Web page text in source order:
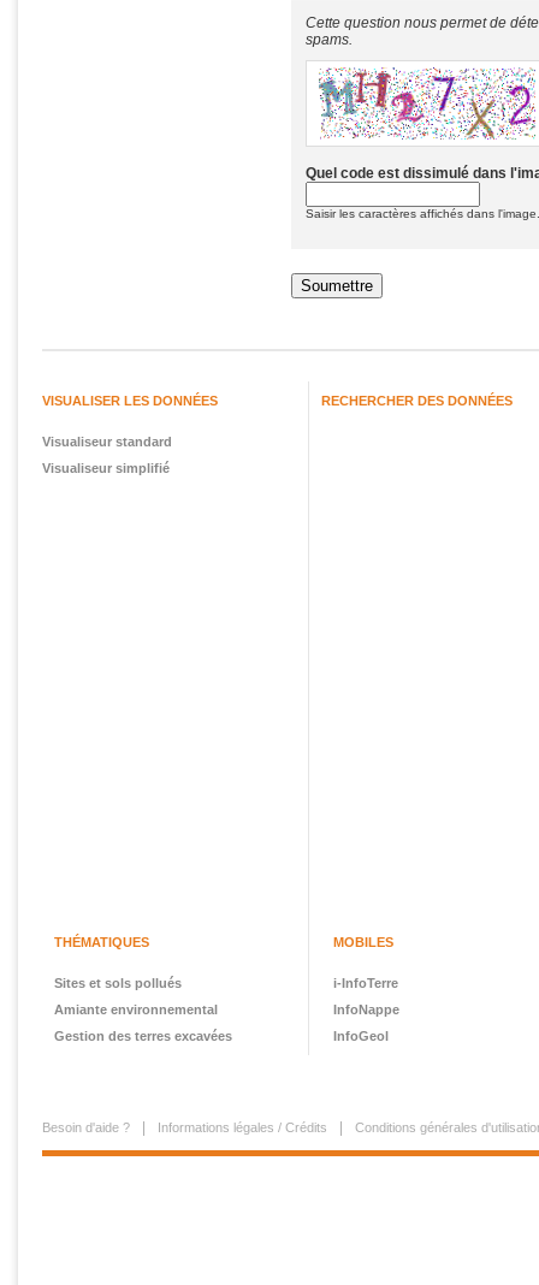
Cette question nous permet de
spams.
Quel code est dissimulé dans
Saisir les caractères affichés dans l'image.
VISUALISER LES DONNÉES
Visualiseur standard
Visualiseur simplifié
RECHERCHER DES DONNÉES
THÉMATIQUES
Sites et sols pollués
Amiante environnemental
Gestion des terres excavées
MOBILES
i-InfoTerre
InfoNappe
InfoGeol
Besoin d'aide ? Informations légales / Crédits Conditions générales